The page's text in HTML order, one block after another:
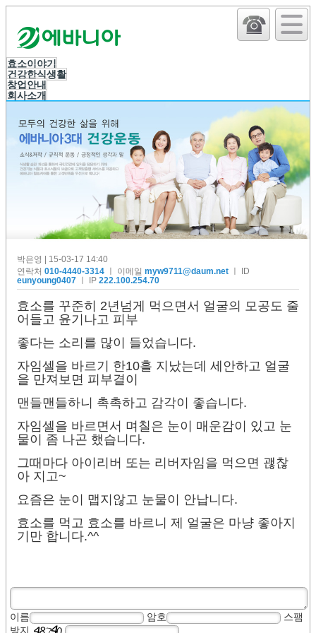
효소이야기
건강한식생활
창업안내
회사소개
박은영 | 15-03-17 14:40
연락처 010-4440-3314 ㅣ 이메일 myw9711@daum.net ㅣ ID
eunyoung0407 ㅣ IP 222.100.254.70
효소를 꾸준히 2년넘게 먹으면서 얼굴의 모공도 줄
어들고 윤기나고 피부
좋다는 소리를 많이 들었습니다.
자임셀을 바르기 한10흘 지났는데 세안하고 얼굴
을 만져보면 피부결이
맨들맨들하니 촉촉하고 감각이 좋습니다.
자임셀을 바르면서 며칠은 눈이 매운감이 있고 눈
물이 좀 나곤 했습니다.
그때마다 아이리버 또는 리버자임을 먹으면 괞찮
아 지고~
요즘은 눈이 맵지않고 눈물이 안납니다.
효소를 먹고 효소를 바르니 제 얼굴은 마냥 좋아지
기만 합니다.^^
이름 암호
스팸
방지